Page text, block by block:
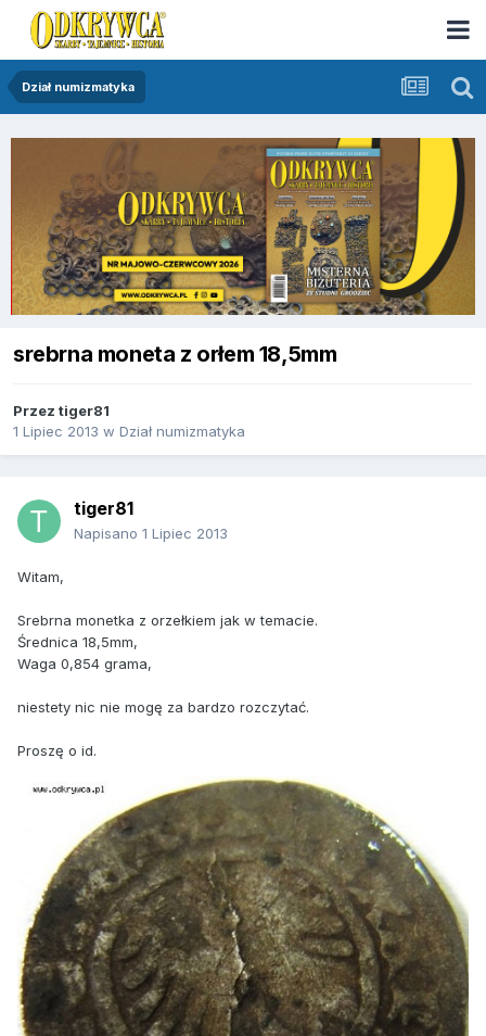
Dział numizmatyka
srebrna moneta z orłem 18,5mm
Przez tiger81
1 Lipiec 2013 w Dział numizmatyka
tiger81
Napisano 1 Lipiec 2013
Witam,
Srebrna monetka z orzełkiem jak w temacie.
Średnica 18,5mm,
Waga 0,854 grama,
niestety nic nie mogę za bardzo rozczytać.
Proszę o id.